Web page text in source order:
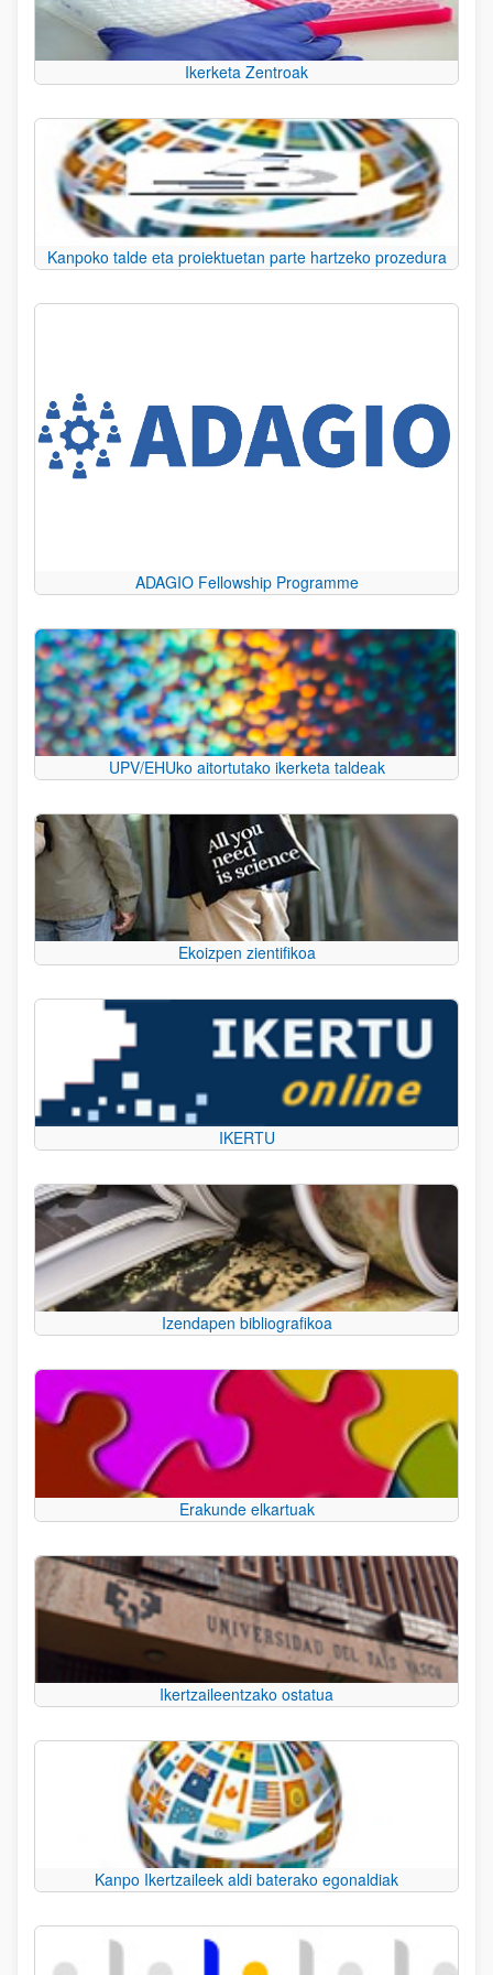
Ikerketa Zentroak
Kanpoko talde eta proiektuetan parte hartzeko prozedura
ADAGIO Fellowship Programme
UPV/EHUko aitortutako ikerketa taldeak
Ekoizpen zientifikoa
IKERTU
Izendapen bibliografikoa
Erakunde elkartuak
Ikertzaileentzako ostatua
Kanpo Ikertzaileek aldi baterako egonaldiak